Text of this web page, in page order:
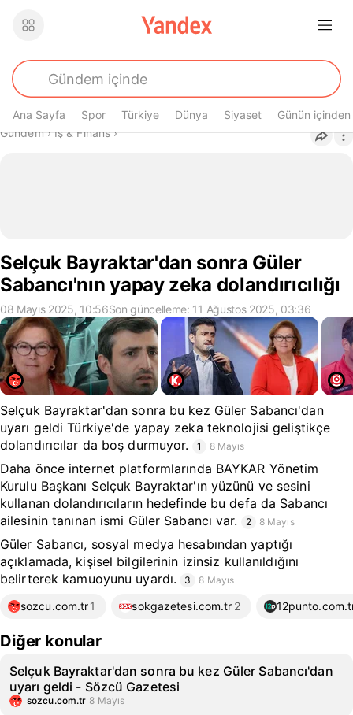
Ana Sayfa Spor Türkiye Dünya Siyaset Günün içinden
Buradasın
Gündem› İş & Finans›
Selçuk Bayraktar'dan sonra Güler
Sabancı'nın yapay zeka dolandırıcılığı
08 Mayıs 2025, 10:56Son güncelleme: 11 Ağustos 2025, 03:36
Selçuk Bayraktar'dan sonra bu kez Güler Sabancı'dan
uyarı geldi Türkiye'de yapay zeka teknolojisi geliştikçe
dolandırıcılar da boş durmuyor.
1 8 Mayıs
Daha önce internet platformlarında BAYKAR Yönetim
Kurulu Başkanı Selçuk Bayraktar'ın yüzünü ve sesini
kullanan dolandırıcıların hedefinde bu defa da Sabancı
ailesinin tanınan ismi Güler Sabancı var.
2 8 Mayıs
Güler Sabancı, sosyal medya hesabından yaptığı
açıklamada, kişisel bilgilerinin izinsiz kullanıldığını
belirterek kamuoyunu uyardı.
3 8 Mayıs
sozcu.com.tr1 sokgazetesi.com.tr 2
Diğer konular
Selçuk Bayraktar'dan sonra bu kez Güler Sabancı'dan
uyarı geldi - Sözcü Gazetesi
sozcu.com.tr 8 Mayıs